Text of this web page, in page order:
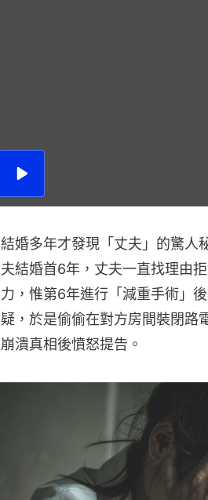
播
結婚多年才發現「丈夫」的驚人
夫結婚首6年，丈夫一直找理由
力，惟第6年進行「減重手術」
疑，於是偷偷在對方房間裝閉路
崩潰真相後憤怒提告。